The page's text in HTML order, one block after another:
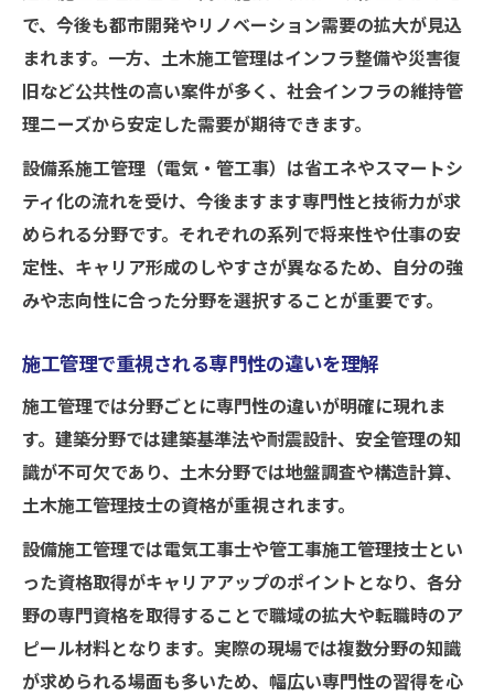
で、今後も都市開発やリノベーション需要の拡大が見込
まれます。一方、土木施工管理はインフラ整備や災害復
旧など公共性の高い案件が多く、社会インフラの維持管
理ニーズから安定した需要が期待できます。
設備系施工管理（電気・管工事）は省エネやスマートシ
ティ化の流れを受け、今後ますます専門性と技術力が求
められる分野です。それぞれの系列で将来性や仕事の安
定性、キャリア形成のしやすさが異なるため、自分の強
みや志向性に合った分野を選択することが重要です。
施工管理で重視される専門性の違いを理解
施工管理では分野ごとに専門性の違いが明確に現れま
す。建築分野では建築基準法や耐震設計、安全管理の知
識が不可欠であり、土木分野では地盤調査や構造計算、
土木施工管理技士の資格が重視されます。
設備施工管理では電気工事士や管工事施工管理技士とい
った資格取得がキャリアアップのポイントとなり、各分
野の専門資格を取得することで職域の拡大や転職時のア
ピール材料となります。実際の現場では複数分野の知識
が求められる場面も多いため、幅広い専門性の習得を心